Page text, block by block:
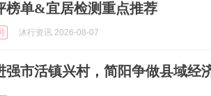
榜单&宜居检测重点推荐
沐行资讯 2026-08-07
强市活镇兴村，简阳争做县域经